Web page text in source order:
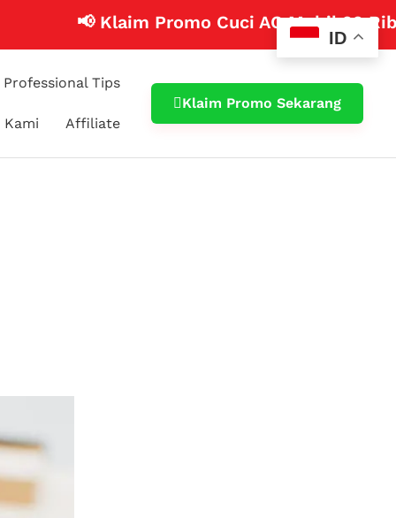
📢 Klaim Promo Cuci AC Mobil 99 Ribu!Klik
Professional Tips
Kami Affiliate
Klaim Promo Sekarang
ID